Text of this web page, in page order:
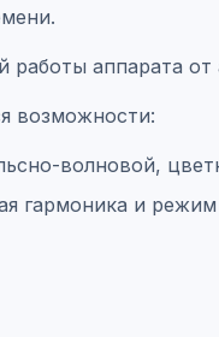
работы аппарата от
возможности:
волновой,
гармоника и